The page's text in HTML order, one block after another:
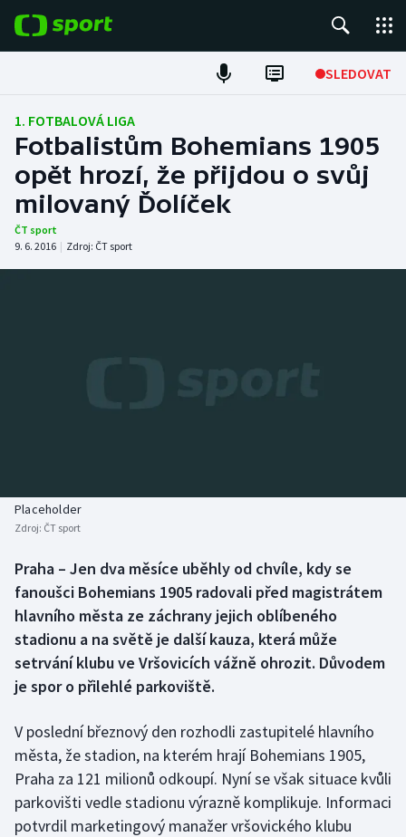
SLEDOVAT
Fotbal
Hokej
Tenis
Atletika
Biatlon
Box
Curling
Dostihy
Florbal
Futsal
Golf
Aplikace ČT sport
1. FOTBALOVÁ LIGA
Fotbalistům Bohemians 1905
opět hrozí, že přijdou o svůj
milovaný Ďolíček
ČT sport
9. 6. 2016 | Zdroj: ČT sport
Placeholder
Zdroj: ČT sport
Praha – Jen dva měsíce uběhly od chvíle, kdy se
fanoušci Bohemians 1905 radovali před magistrátem
hlavního města ze záchrany jejich oblíbeného
stadionu a na světě je další kauza, která může
setrvání klubu ve Vršovicích vážně ohrozit. Důvodem
je spor o přilehlé parkoviště.
V poslední březnový den rozhodli zastupitelé hlavního
města, že stadion, na kterém hrají Bohemians 1905,
Praha za 121 milionů odkoupí. Nyní se však situace kvůli
parkovišti vedle stadionu výrazně komplikuje. Informaci
potvrdil marketingový manažer vršovického klubu